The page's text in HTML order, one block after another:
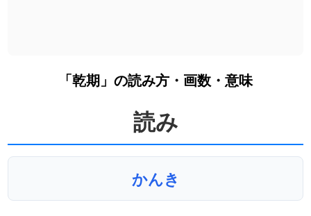
「乾期」の読み方・画数・意味
読み
かんき